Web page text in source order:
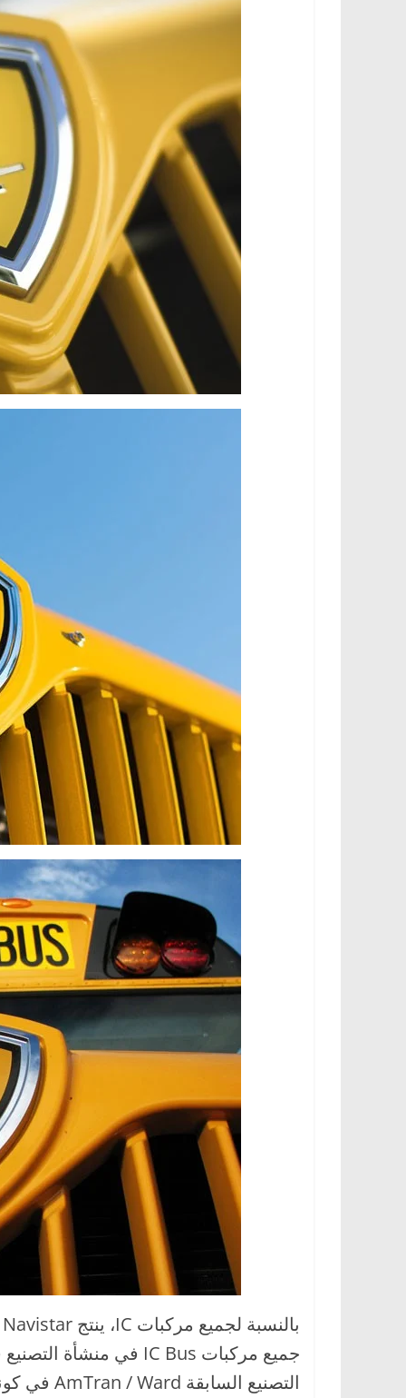
التصنيع السابقة AmTran / Ward في كونواي، أركنساس مستخدمة لتصنيع وإنتاج الأجزاء.